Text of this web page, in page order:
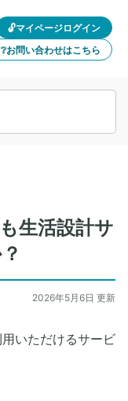
🔓マイページログイン
❔お問い合わせはこちら
生活設計サ
2026年5月6日 更新
いただけるサービ